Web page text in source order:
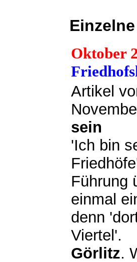
Oktober
Artikel
sein
'Ich bin
Führung
einmal
denn
Viertel'.
Görlitz.